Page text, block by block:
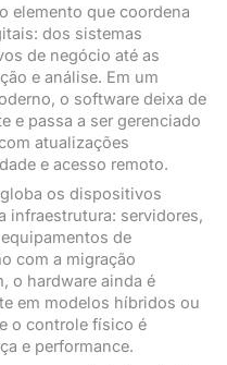
elemento que coordena
dos sistemas
de negócio até as
e análise. Em um
o software deixa de
e passa a ser gerenciado
atualizações
e acesso remoto.
os dispositivos
infraestrutura: servidores,
de
com a migração
o hardware ainda é
em modelos híbridos ou
o controle físico é
e performance.